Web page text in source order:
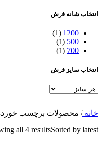
انتخاب شانه فرش
1200
(1)
500
(1)
700
(1)
انتخاب سایز فرش
خانه/ محصولات برچسب
all 4 resultsSorted by latest